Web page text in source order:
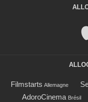
Filmstarts Allemagne
AdoroCinema Brésil